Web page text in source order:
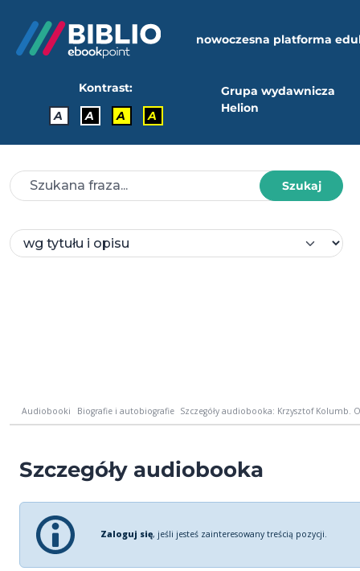
nowoczesna platforma
Kontrast:
A
A A A
Grupa wydawnicza
Helion
Szukaj
Audiobooki Biografie i autobiografie Szczegóły audiobooka: Krzysztof Kolumb.
Szczegóły audiobooka
Zaloguj się, jeśli jesteś zainteresowany treścią pozycji.